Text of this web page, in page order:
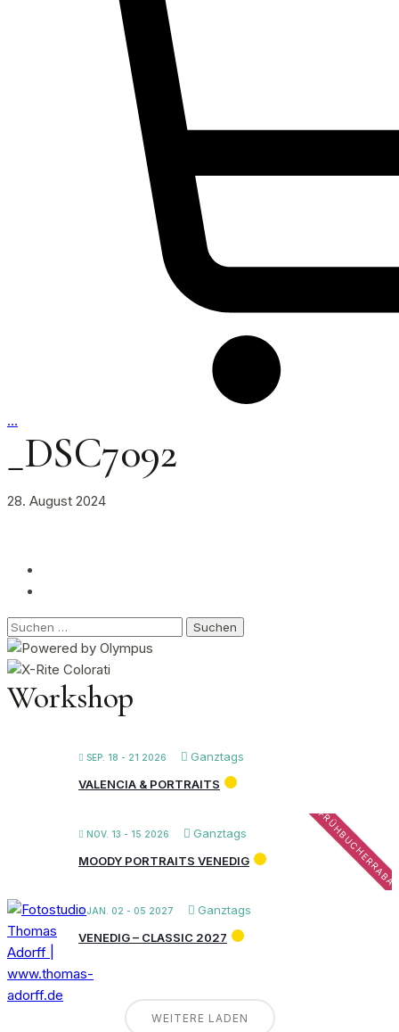
…
_DSC7092
28. August 2024
Suchen
nach:
Workshop
SEP. 18 - 21 2026
Ganztags
VALENCIA & PORTRAITS
NOV. 13 - 15 2026 Ganztags
MOODY PORTRAITS VENEDIG
JAN. 02 - 05 2027
Ganztags
VENEDIG – CLASSIC 2027
WEITERE LADEN